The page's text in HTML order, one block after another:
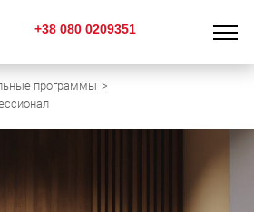
+38 080 0209351
программы